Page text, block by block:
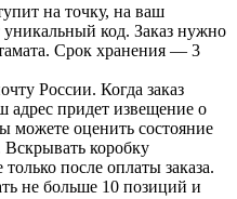
на точку, на ваш
код. Заказ нужно
Срок хранения — 3
России. Когда заказ
адрес придет извещение о
можете оценить состояние
Вскрывать коробку
после оплаты заказа.
не больше 10 позиций и